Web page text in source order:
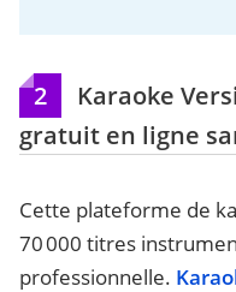
2
Karaoke
gratuit en ligne
Cette plateforme de
70 000 titres
professionnelle.